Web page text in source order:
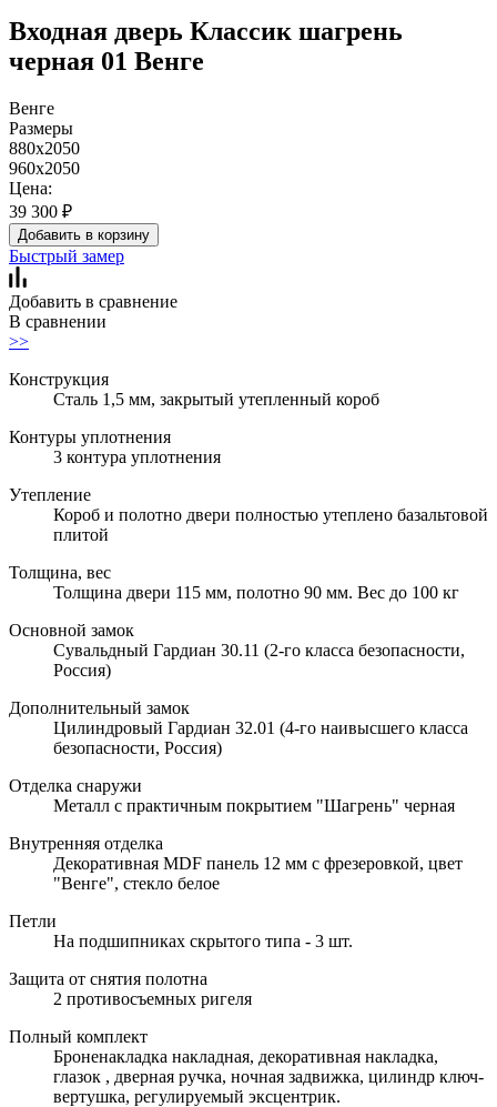
Входная дверь Классик шагрень
черная 01 Венге
Венге
Размеры
880x2050
960x2050
Цена:
39 300 ₽
Добавить в корзину
Быстрый замер
Добавить в сравнение
В сравнении
>>
Конструкция
Сталь 1,5 мм, закрытый утепленный короб
Контуры уплотнения
3 контура уплотнения
Утепление
Короб и полотно двери полностью утеплено базальтовой
плитой
Толщина, вес
Толщина двери 115 мм, полотно 90 мм. Вес до 100 кг
Основной замок
Сувальдный Гардиан 30.11 (2-го класса безопасности,
Россия)
Дополнительный замок
Цилиндровый Гардиан 32.01 (4-го наивысшего класса
безопасности, Россия)
Отделка снаружи
Металл с практичным покрытием "Шагрень" черная
Внутренняя отделка
Декоративная MDF панель 12 мм с фрезеровкой, цвет
"Венге", стекло белое
Петли
На подшипниках скрытого типа - 3 шт.
Защита от снятия полотна
2 противосъемных ригеля
Полный комплект
Броненакладка накладная, декоративная накладка,
глазок , дверная ручка, ночная задвижка, цилиндр ключ-
вертушка, регулируемый эксцентрик.